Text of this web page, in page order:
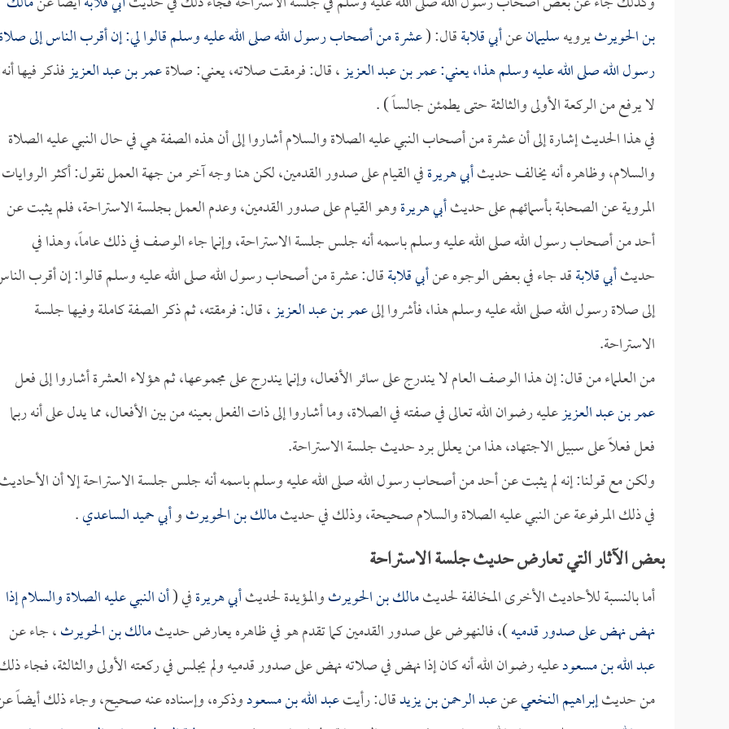
بن الحويرثيرويهسليمانعنأبي قلابةقال: (عشرة من أصحاب رسول الله صلى الله عليه وسلم قالوا لي: إن أقرب الناس إلى
رسول الله صلى الله عليه وسلم هذا، يعني:عمر بن عبد العزيز، قال: فرمقت صلاته، يعني: صلاةعمر بن عبد العزيزفذكر فيها
لا يرفع من الركعة الأولى والثالثة حتى يطمئن جالساً ) .
في هذا الحديث إشارة إلى أن عشرة من أصحاب النبي عليه الصلاة والسلام أشاروا إلى أن هذه الصفة هي في حال النبي عليه الصلاة
والسلام، وظاهره أنه يخالف حديثأبي هريرةفي القيام على صدور القدمين، لكن هنا وجه آخر من جهة العمل نقول: أكثر الروايات
المروية عن الصحابة بأسمائهم على حديثأبي هريرةوهو القيام على صدور القدمين، وعدم العمل بجلسة الاستراحة، فلم يثبت عن
أحد من أصحاب رسول الله صلى الله عليه وسلم باسمه أنه جلس جلسة الاستراحة، وإنما جاء الوصف في ذلك عاماً، وهذا في
حديثأبي قلابةقد جاء في بعض الوجوه عنأبي قلابةقال: عشرة من أصحاب رسول الله صلى الله عليه وسلم قالوا: إن أقرب
إلى صلاة رسول الله صلى الله عليه وسلم هذا، فأشروا إلىعمر بن عبد العزيز، قال: فرمقته، ثم ذكر الصفة كاملة وفيها جلسة
الاستراحة.
من العلماء من قال: إن هذا الوصف العام لا يندرج على سائر الأفعال، وإنما يندرج على مجموعها، ثم هؤلاء العشرة أشاروا إلى فعل
عمر بن عبد العزيزعليه رضوان الله تعالى في صفته في الصلاة، وما أشاروا إلى ذات الفعل بعينه من بين الأفعال، مما يدل على أنه ربما
فعل فعلاً على سبيل الاجتهاد، هذا من يعلل برد حديث جلسة الاستراحة.
ولكن مع قولنا: إنه لم يثبت عن أحد من أصحاب رسول الله صلى الله عليه وسلم باسمه أنه جلس جلسة الاستراحة إلا أن
في ذلك المرفوعة عن النبي عليه الصلاة والسلام صحيحة، وذلك في حديثمالك بن الحويرثوأبي حميد الساعدي.
بعض الآثار التي تعارض حديث جلسة الاستراحة
أما بالنسبة للأحاديث الأخرى المخالفة لحديثمالك بن الحويرثوالمؤيدة لحديثأبي هريرةفي (أن النبي عليه الصلاة والسلام إذا
نهض نهض على صدور قدميه)، فالنهوض على صدور القدمين كما تقدم هو في ظاهره يعارض حديثمالك بن الحويرث، جاء عن
عبد الله بن مسعودعليه رضوان الله أنه كان إذا نهض في صلاته نهض على صدور قدميه ولم يجلس في ركعته الأولى والثالثة، فجاء
من حديثإبراهيم النخعيعنعبد الرحمن بن يزيدقال: رأيتعبد الله بن مسعودوذكره، وإسناده عنه صحيح، وجاء ذلك أيضاً